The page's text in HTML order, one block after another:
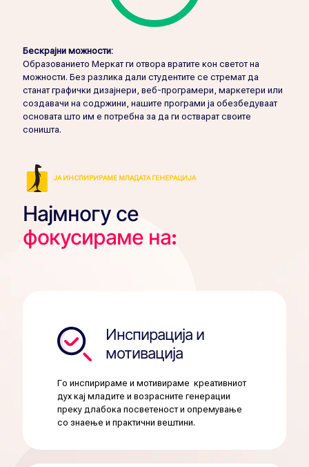
Бескрајни можности:
Образованието Меркат ги отвора вратите кон светот на
можности. Без разлика дали студентите се стремат да
станат графички дизајнери, веб-програмери, маркетери или
создавачи на содржини, нашите програми ја обезбедуваат
основата што им е потребна за да ги остварат своите
соништа.
ЈА ИНСПИРИРАМЕ МЛАДАТА ГЕНЕРАЦИЈА
Најмногу се
фокусираме на:
Инспирација и
мотивација
Го инспирираме и мотивираме креативниот
дух кај младите и возрасните генерации
преку длабока посветеност и опремување
со знаење и практични вештини.